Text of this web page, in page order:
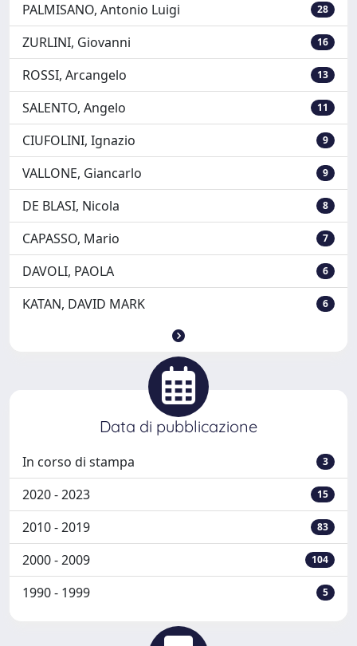
PALMISANO, Antonio Luigi 28
ZURLINI, Giovanni 16
ROSSI, Arcangelo 13
SALENTO, Angelo 11
CIUFOLINI, Ignazio 9
VALLONE, Giancarlo 9
DE BLASI, Nicola 8
CAPASSO, Mario 7
DAVOLI, PAOLA 6
KATAN, DAVID MARK 6
Data di pubblicazione
In corso di stampa 3
2020 - 2023 15
2010 - 2019 83
2000 - 2009 104
1990 - 1999 5